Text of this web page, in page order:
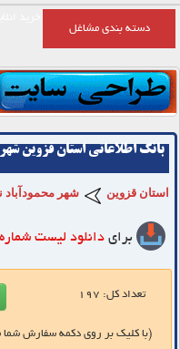
دسته بندی مشاغل
بانک اطلاعاتی استان قزوین
استان قزوین شهر محمودآباد
برای دانلود لیست
تعداد کل: 197
(با کلیک بر روی دکمه سفارش شما